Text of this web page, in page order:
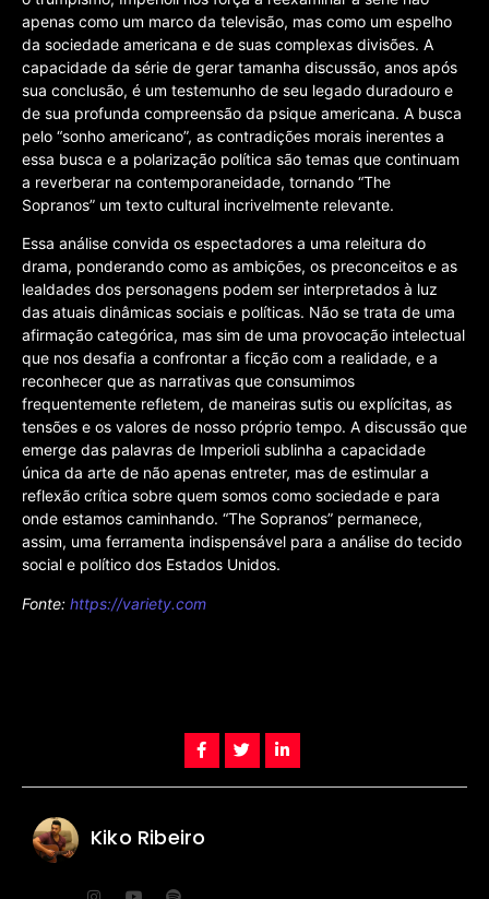
apenas como um marco da televisão, mas como um espelho
da sociedade americana e de suas complexas divisões. A
capacidade da série de gerar tamanha discussão, anos após
sua conclusão, é um testemunho de seu legado duradouro e
de sua profunda compreensão da psique americana. A busca
pelo “sonho americano”, as contradições morais inerentes a
essa busca e a polarização política são temas que continuam
a reverberar na contemporaneidade, tornando “The
Sopranos” um texto cultural incrivelmente relevante.
Essa análise convida os espectadores a uma releitura do
drama, ponderando como as ambições, os preconceitos e as
lealdades dos personagens podem ser interpretados à luz
das atuais dinâmicas sociais e políticas. Não se trata de uma
afirmação categórica, mas sim de uma provocação intelectual
que nos desafia a confrontar a ficção com a realidade, e a
reconhecer que as narrativas que consumimos
frequentemente refletem, de maneiras sutis ou explícitas, as
tensões e os valores de nosso próprio tempo. A discussão que
emerge das palavras de Imperioli sublinha a capacidade
única da arte de não apenas entreter, mas de estimular a
reflexão crítica sobre quem somos como sociedade e para
onde estamos caminhando. “The Sopranos” permanece,
assim, uma ferramenta indispensável para a análise do tecido
social e político dos Estados Unidos.
Fonte: https://variety.com
Kiko Ribeiro